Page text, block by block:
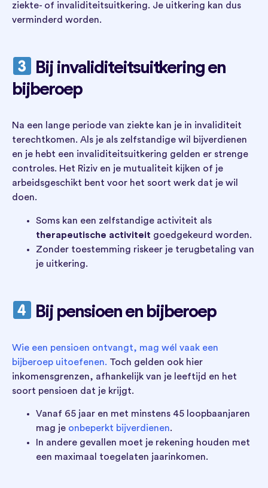
ziekte- of invaliditeitsuitkering. Je uitkering kan dus
verminderd worden.
Bij invaliditeitsuitkering en
bijberoep
Na een lange periode van ziekte kan je in invaliditeit
terechtkomen. Als je als zelfstandige wil bijverdienen
en je hebt een invaliditeitsuitkering gelden er strenge
controles. Het Riziv en je mutualiteit kijken of je
arbeidsgeschikt bent voor het soort werk dat je wil
doen.
Soms kan een zelfstandige activiteit als
therapeutische activiteit goedgekeurd worden.
Zonder toestemming riskeer je terugbetaling van
je uitkering.
Bij pensioen en bijberoep
Wie een pensioen ontvangt, mag wél vaak een
bijberoep uitoefenen. Toch gelden ook hier
inkomensgrenzen, afhankelijk van je leeftijd en het
soort pensioen dat je krijgt.
Vanaf 65 jaar en met minstens 45 loopbaanjaren
mag je onbeperkt bijverdienen.
In andere gevallen moet je rekening houden met
een maximaal toegelaten jaarinkomen.